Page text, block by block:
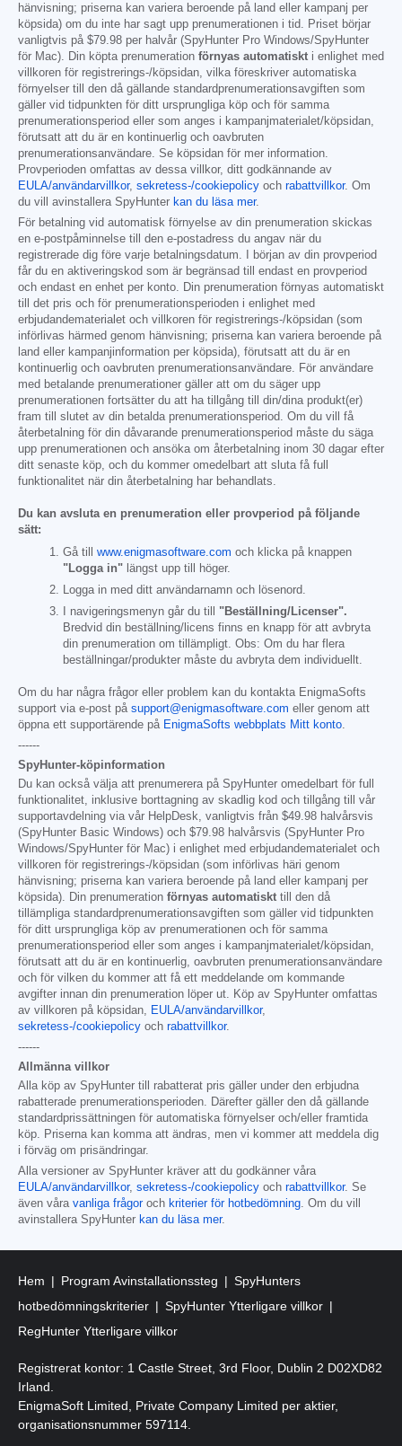
hänvisning; priserna kan variera beroende på land eller kampanj per
köpsida) om du inte har sagt upp prenumerationen i tid. Priset börjar
vanligtvis på $79.98 per halvår (SpyHunter Pro Windows/SpyHunter
för Mac). Din köpta prenumeration förnyas automatiskt i enlighet med
villkoren för registrerings-/köpsidan, vilka föreskriver automatiska
förnyelser till den då gällande standardprenumerationsavgiften som
gäller vid tidpunkten för ditt ursprungliga köp och för samma
prenumerationsperiod eller som anges i kampanjmaterialet/köpsidan,
förutsatt att du är en kontinuerlig och oavbruten
prenumerationsanvändare. Se köpsidan för mer information.
Provperioden omfattas av dessa villkor, ditt godkännande av
EULA/användarvillkor, sekretess-/cookiepolicy och rabattvillkor. Om
du vill avinstallera SpyHunter kan du läsa mer.
För betalning vid automatisk förnyelse av din prenumeration skickas
en e-postpåminnelse till den e-postadress du angav när du
registrerade dig före varje betalningsdatum. I början av din provperiod
får du en aktiveringskod som är begränsad till endast en provperiod
och endast en enhet per konto. Din prenumeration förnyas automatiskt
till det pris och för prenumerationsperioden i enlighet med
erbjudandematerialet och villkoren för registrerings-/köpsidan (som
införlivas härmed genom hänvisning; priserna kan variera beroende på
land eller kampanjinformation per köpsida), förutsatt att du är en
kontinuerlig och oavbruten prenumerationsanvändare. För användare
med betalande prenumerationer gäller att om du säger upp
prenumerationen fortsätter du att ha tillgång till din/dina produkt(er)
fram till slutet av din betalda prenumerationsperiod. Om du vill få
återbetalning för din dåvarande prenumerationsperiod måste du säga
upp prenumerationen och ansöka om återbetalning inom 30 dagar efter
ditt senaste köp, och du kommer omedelbart att sluta få full
funktionalitet när din återbetalning har behandlats.
Du kan avsluta en prenumeration eller provperiod på följande
sätt:
Gå till www.enigmasoftware.com och klicka på knappen
"Logga in" längst upp till höger.
Logga in med ditt användarnamn och lösenord.
I navigeringsmenyn går du till "Beställning/Licenser".
Bredvid din beställning/licens finns en knapp för att avbryta
din prenumeration om tillämpligt. Obs: Om du har flera
beställningar/produkter måste du avbryta dem individuellt.
Om du har några frågor eller problem kan du kontakta EnigmaSofts
support via e-post på support@enigmasoftware.com eller genom att
öppna ett supportärende på EnigmaSofts webbplats Mitt konto.
------
SpyHunter-köpinformation
Du kan också välja att prenumerera på SpyHunter omedelbart för full
funktionalitet, inklusive borttagning av skadlig kod och tillgång till vår
supportavdelning via vår HelpDesk, vanligtvis från $49.98 halvårsvis
(SpyHunter Basic Windows) och $79.98 halvårsvis (SpyHunter Pro
Windows/SpyHunter för Mac) i enlighet med erbjudandematerialet och
villkoren för registrerings-/köpsidan (som införlivas häri genom
hänvisning; priserna kan variera beroende på land eller kampanj per
köpsida). Din prenumeration förnyas automatiskt till den då
tillämpliga standardprenumerationsavgiften som gäller vid tidpunkten
för ditt ursprungliga köp av prenumerationen och för samma
prenumerationsperiod eller som anges i kampanjmaterialet/köpsidan,
förutsatt att du är en kontinuerlig, oavbruten prenumerationsanvändare
och för vilken du kommer att få ett meddelande om kommande
avgifter innan din prenumeration löper ut. Köp av SpyHunter omfattas
av villkoren på köpsidan, EULA/användarvillkor,
sekretess-/cookiepolicy och rabattvillkor.
------
Allmänna villkor
Alla köp av SpyHunter till rabatterat pris gäller under den erbjudna
rabatterade prenumerationsperioden. Därefter gäller den då gällande
standardprissättningen för automatiska förnyelser och/eller framtida
köp. Priserna kan komma att ändras, men vi kommer att meddela dig
i förväg om prisändringar.
Alla versioner av SpyHunter kräver att du godkänner våra
EULA/användarvillkor, sekretess-/cookiepolicy och rabattvillkor. Se
även våra vanliga frågoroch kriterier för hotbedömning. Om du vill
avinstallera SpyHunter kan du läsa mer.
Hem Program Avinstallationssteg
SpyHunters
hotbedömningskriterier
SpyHunter Ytterligare villkor
RegHunter Ytterligare villkor
Registrerat kontor: 1 Castle Street, 3rd Floor, Dublin 2 D02XD82
Irland.
EnigmaSoft Limited, Private Company Limited per aktier,
organisationsnummer 597114.